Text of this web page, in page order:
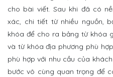
cho bài viết. Sau khi đã có
xác, chi tiết từ nhiều nguồn,
khóa để cho ra bảng từ khóa
và từ khóa địa phương phù
phù hợp với nhu cầu của
bước vô cùng quan trọng để